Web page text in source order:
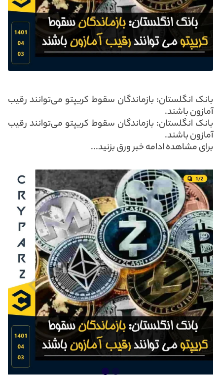
بانک انگلستان: بازماندگان سقوط کریپتو می‌توانند رقیب
آمازون باشند.
بانک انگلستان: بازماندگان سقوط کریپتو می‌توانند رقیب
آمازون باشند.
برای مشاهده ادامه خبر ورق بزنید...